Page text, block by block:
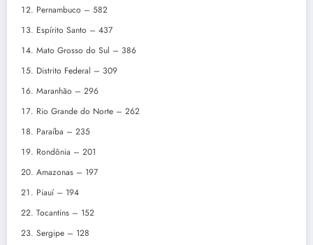
Pernambuco – 582
Espírito Santo – 437
Mato Grosso do Sul – 386
Distrito Federal – 309
Maranhão – 296
Rio Grande do Norte – 262
Paraíba – 235
Rondônia – 201
Amazonas – 197
Piauí – 194
Tocantins – 152
Sergipe – 128